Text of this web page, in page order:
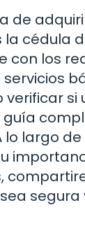
de
la cédula
con los
verificar
lo largo
segura